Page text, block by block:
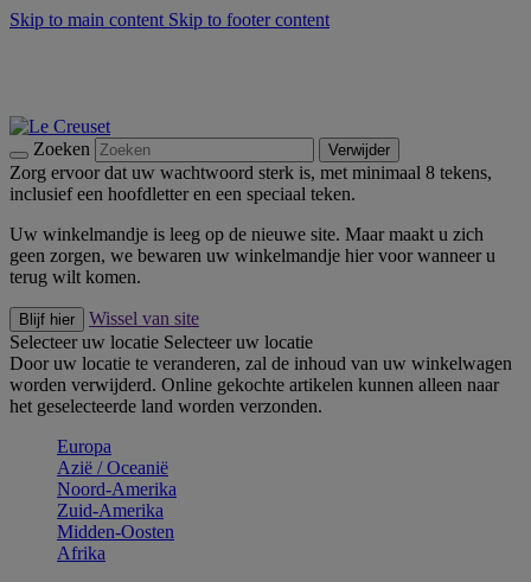
Skip to main content Skip to footer content
Zoeken Verwijder
Zorg ervoor dat uw wachtwoord sterk is, met minimaal 8 tekens,
inclusief een hoofdletter en een speciaal teken.
Uw winkelmandje is leeg op de nieuwe site. Maar maakt u zich
geen zorgen, we bewaren uw winkelmandje hier voor wanneer u
terug wilt komen.
Blijf hier
Wissel van site
Selecteer uw locatie Selecteer uw locatie
Door uw locatie te veranderen, zal de inhoud van uw winkelwagen
worden verwijderd. Online gekochte artikelen kunnen alleen naar
het geselecteerde land worden verzonden.
Europa
Aziё / Oceaniё
Noord-Amerika
Zuid-Amerika
Midden-Oosten
Afrika